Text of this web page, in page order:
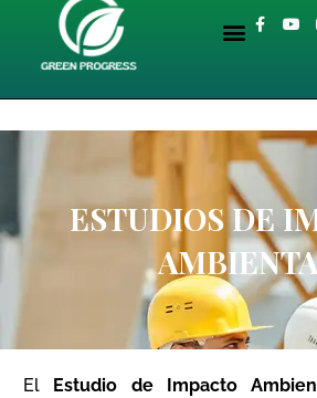
contenido
F
a
o
k
-
f
Y
b
Menu
ESTUDIOS DE
El
Estudio de Impacto